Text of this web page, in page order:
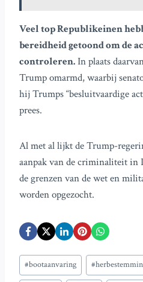
Veel top Republikeinen
bereidheid getoond om de
controleren.In plaats
Trump omarmd, waarbij
hij Trumps “besluitvaardige
prees.
Al met al lijkt de Trump-
aanpak van de criminaliteit
de grenzen van de wet en
worden opgezocht.
Bericht
tags:
#bootaanvaring #